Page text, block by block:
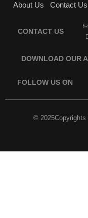
About Us Contact Us
CONTACT US
DOWNLOAD OUR
FOLLOW US ON
© 2025Copyrights